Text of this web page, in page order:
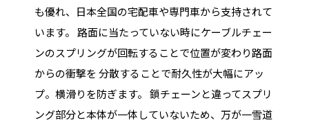
も優れ、日本全国の宅配車や専門車から支持されて
います。 路面に当たっていない時にケーブルチェー
ンのスプリングが回転することで位置が変わり路面
からの衝撃を 分散することで耐久性が大幅にアッ
プ。横滑りを防ぎます。 鎖チェーンと違ってスプリ
ング部分と本体が一体していないため、万が一雪道